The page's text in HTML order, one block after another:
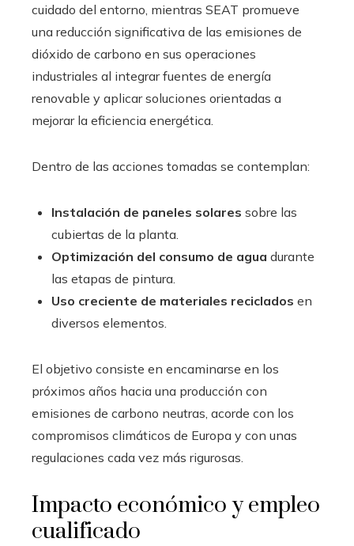
cuidado del entorno, mientras SEAT promueve
una reducción significativa de las emisiones de
dióxido de carbono en sus operaciones
industriales al integrar fuentes de energía
renovable y aplicar soluciones orientadas a
mejorar la eficiencia energética.
Dentro de las acciones tomadas se contemplan:
Instalación de paneles solares sobre las
cubiertas de la planta.
Optimización del consumo de agua durante
las etapas de pintura.
Uso creciente de materiales reciclados en
diversos elementos.
El objetivo consiste en encaminarse en los
próximos años hacia una producción con
emisiones de carbono neutras, acorde con los
compromisos climáticos de Europa y con unas
regulaciones cada vez más rigurosas.
Impacto económico y empleo
cualificado